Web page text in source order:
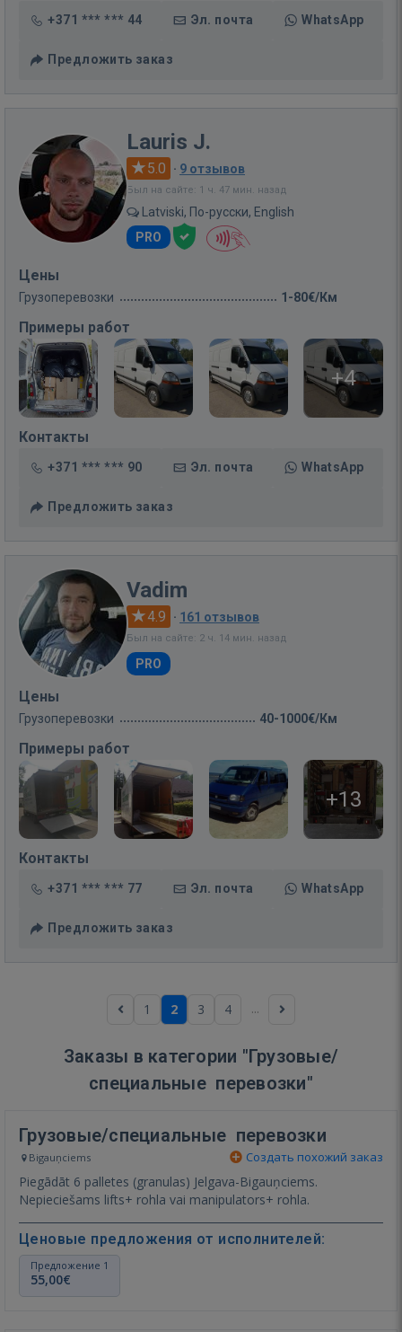
+371 *** *** 44 Эл. почта WhatsApp
Предложить заказ
Lauris J.
5.0 · 9 отзывов
Был на сайте: 1 ч. 47 мин. назад
Latviski, По-русски, English
PRO
Цены
Грузоперевозки 1-80€/Км
Примеры работ
+4
Контакты
+371 *** *** 90 Эл. почта WhatsApp
Предложить заказ
Vadim
4.9 · 161 отзывов
Был на сайте: 2 ч. 14 мин. назад
PRO
Цены
Грузоперевозки 40-1000€/Км
Примеры работ
+13
Контакты
+371 *** *** 77 Эл. почта WhatsApp
Предложить заказ
1 2 3 4 ...
Заказы в категории "Грузовые/
специальные перевозки"
Грузовые/специальные перевозки
Bigauņciems Создать похожий заказ
Piegādāt 6 palletes (granulas) Jelgava-Bigauņciems.
Nepieciešams lifts+ rohla vai manipulators+ rohla.
Ценовые предложения от исполнителей:
Предложение 1
55,00€